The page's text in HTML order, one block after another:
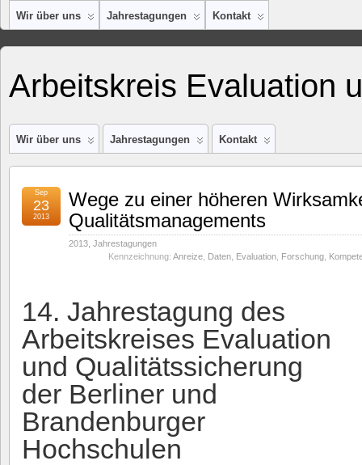
Wir über uns Jahrestagungen Kontakt
Arbeitskreis Evaluation
Wir über uns Jahrestagungen Kontakt
Wege zu einer höheren
Qualitätsmanagements
2013 Jahrestagungen
Kennzeichnung: Anreize Daten Evaluation Forschung
Sep
23
2013
14. Jahrestagung des
Arbeitskreises Evaluation
und Qualitätssicherung
der Berliner und
Brandenburger
Hochschulen